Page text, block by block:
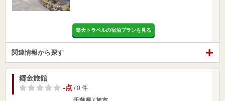
楽天トラベルの宿泊プランを見る
関連情報から探す
郷金旅館
-点 / 0 件